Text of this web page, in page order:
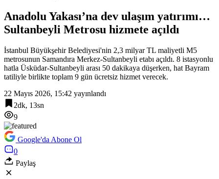
Anadolu Yakası’na dev ulaşım yatırımı…
Sultanbeyli Metrosu hizmete açıldı
İstanbul Büyükşehir Belediyesi'nin 2,3 milyar TL maliyetli M5
metrosunun Samandıra Merkez-Sultanbeyli etabı açıldı. 8 istasyonlu
hatla Üsküdar-Sultanbeyli arası 50 dakikaya düşerken, hat Bayram
tatiliyle birlikte toplam 9 gün ücretsiz hizmet verecek.
22 Mayıs 2026, 15:42 yayınlandı
2dk, 13sn
9
Google'da Abone Ol
0
Paylaş